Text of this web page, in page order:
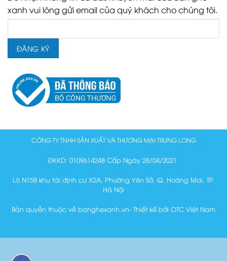
xanh vui lòng gửi email của quý khách cho chúng tôi.
CÔNG TY TNHH SẢN XUẤT VÀ THƯƠNG MẠI TRUNG LONG
ĐKKD: 0109614248 Cấp Ngày 28/04/2021
Lô N15B khu tái định cư X2A, Phường Yên Sở, Q. Hoàng Mai, TP.
Hà Nội
Bản quyền thuộc về banghexanh.vn- Thiết kế bởi OTC Việt Nam